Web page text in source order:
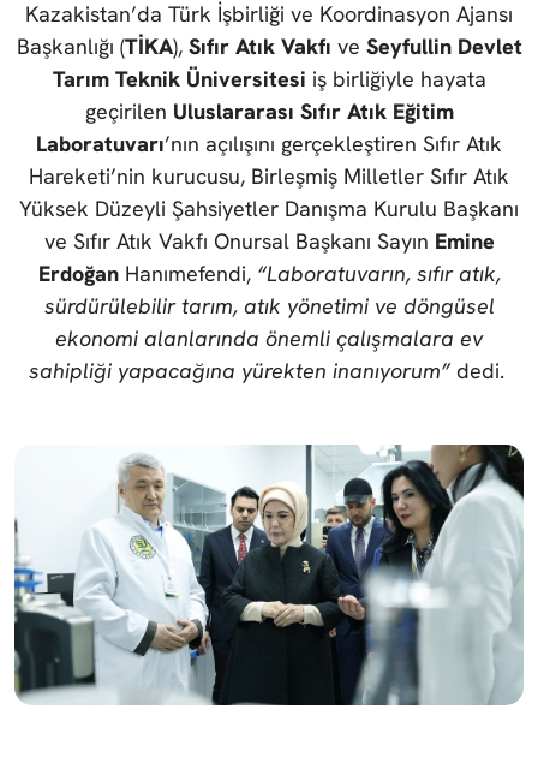
Kazakistan’da Türk İşbirliği ve Koordinasyon Ajansı
Başkanlığı (TİKA), Sıfır Atık Vakfı ve Seyfullin Devlet
Tarım Teknik Üniversitesi iş birliğiyle hayata
geçirilen Uluslararası Sıfır Atık Eğitim
Laboratuvarı’nın açılışını gerçekleştiren Sıfır Atık
Hareketi’nin kurucusu, Birleşmiş Milletler Sıfır Atık
Yüksek Düzeyli Şahsiyetler Danışma Kurulu Başkanı
ve Sıfır Atık Vakfı Onursal Başkanı Sayın Emine
Erdoğan Hanımefendi, “Laboratuvarın, sıfır atık,
sürdürülebilir tarım, atık yönetimi ve döngüsel
ekonomi alanlarında önemli çalışmalara ev
sahipliği yapacağına yürekten inanıyorum”dedi.